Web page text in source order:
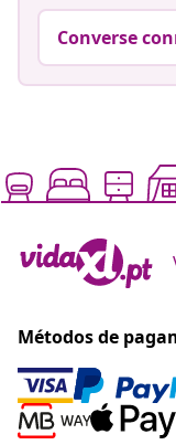
Converse
Métodos de